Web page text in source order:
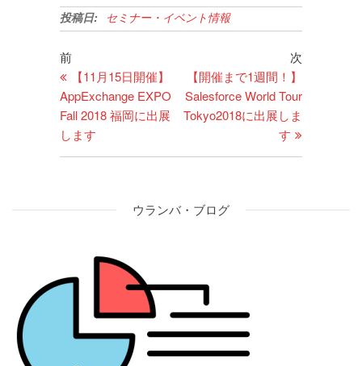
投稿日: セミナー・イベント情報
前
【11月15日開催】
AppExchange EXPO
Fall 2018 福岡に出展
します
次
【開催まで1週間！】
Salesforce World Tour
Tokyo2018に出展しま
す
ウランバ・ブログ